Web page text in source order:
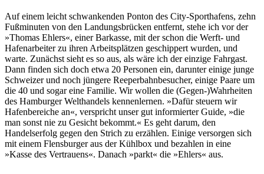
Auf einem leicht schwankenden Ponton des City-Sporthafens, zehn
Fußminuten von den Landungsbrücken entfernt, stehe ich vor der
»Thomas Ehlers«, einer Barkasse, mit der schon die Werft- und
Hafenarbeiter zu ihren Arbeitsplätzen geschippert wurden, und
warte. Zunächst sieht es so aus, als wäre ich der einzige Fahrgast.
Dann finden sich doch etwa 20 Personen ein, darunter einige junge
Schweizer und noch jüngere Reeperbahnbesucher, einige Paare um
die 40 und sogar eine Familie. Wir wollen die (Gegen-)Wahrheiten
des Hamburger Welthandels kennenlernen. »Dafür steuern wir
Hafenbereiche an«, verspricht unser gut informierter Guide, »die
man sonst nie zu Gesicht bekommt.« Es geht darum, den
Handelserfolg gegen den Strich zu erzählen. Einige versorgen sich
mit einem Flensburger aus der Kühlbox und bezahlen in eine
»Kasse des Vertrauens«. Danach »parkt« die »Ehlers« aus.